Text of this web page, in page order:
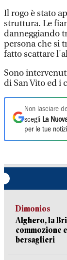
Il rogo è stato
struttura. Le
danneggiando
persona che si
fatto scattare
Sono
di San Vito ed i
Non lasciare
scegli La
per le tue
Dimonios
Alghero, la
commozione
bersaglieri